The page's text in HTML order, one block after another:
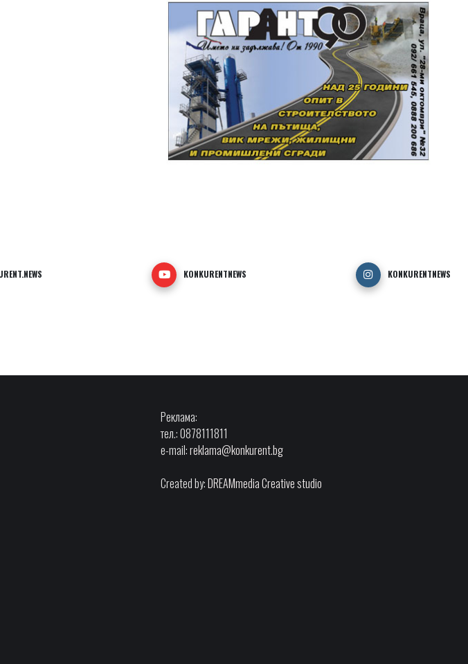
KONKURENTNEWS KONKURENTNEWS
Реклама:
тел.: 0878111811
e-mail:reklama@konkurent.bg
Created by:DREAMmedia Creative studio